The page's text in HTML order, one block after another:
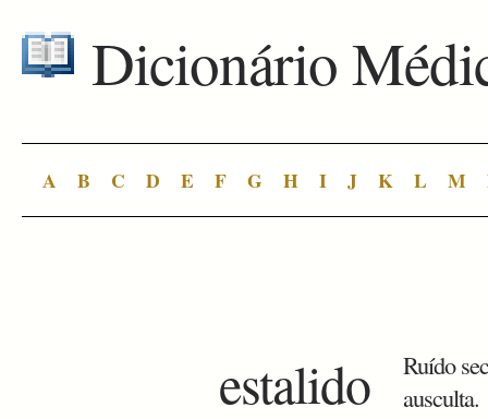
Dicionário
A B C D E F G H I J K L M
estalido
Ruído
ausculta.